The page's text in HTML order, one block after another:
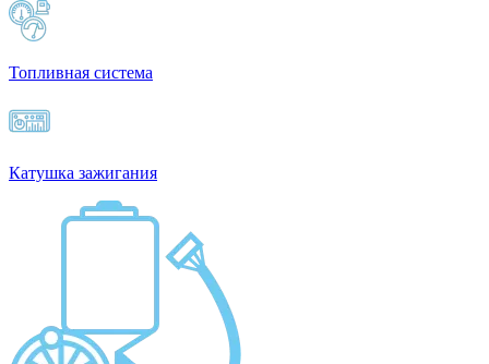
Топливная система
Катушка зажигания